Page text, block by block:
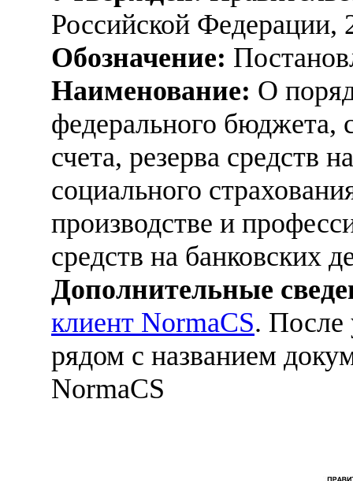
Российской Федерации,
Обозначение:
Наименование: О
федерального бюджета,
счета, резерва средств
социального
производстве и
средств на банковских
Дополнительные
клиент NormaCS. После
рядом с названием
NormaCS